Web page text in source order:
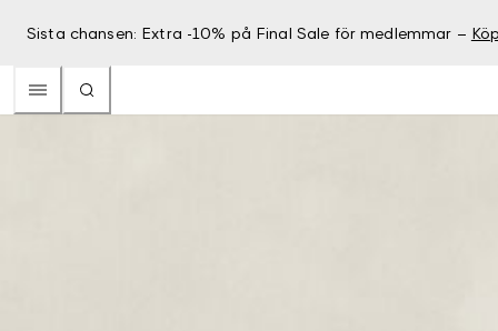
Sista chansen: Extra -10% på Final Sale för medlemmar –